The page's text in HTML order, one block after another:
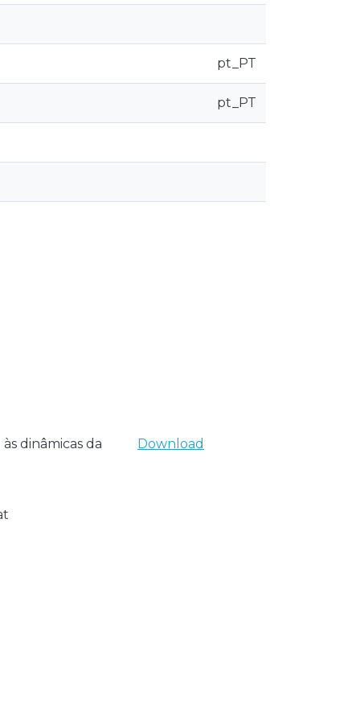
pt_PT
pt_PT
dinâmicas da
Download